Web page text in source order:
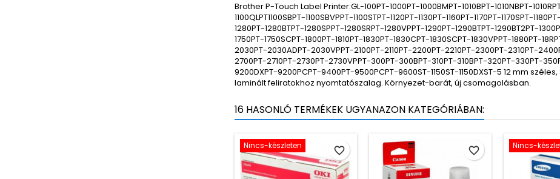
Brother P-Touch Label Printer:GL-100PT-1000PT-1000BMPT-1010BPT-1010NBPT-
1100QLPT1100SBPT-1100SBVPPT-1100STPT-1120PT-1130PT-1160PT-1170PT-1170SPT-
1280PT-1280BTPT-1280SPPT-1280SRPT-1280VPPT-1290PT-1290BTPT-1290BT2PT-
1750PT-1750SCPT-1800PT-1810PT-1830PT-1830CPT-1830SCPT-1830VPPT-1880PT-
2030PT-2030ADPT-2030VPPT-2100PT-2110PT-2200PT-2210PT-2300PT-2310PT-
2700PT-2710PT-2730PT-2730VPPT-300PT-300BPT-310PT-310BPT-320PT-330PT-
9200DXPT-9200PCPT-9400PT-9500PCPT-9600ST-1150ST-1150DXST-5 12 mm
laminált feliratokhoz nyomtatószalag. Környezet-barát, új csomagolásban.
16 HASONLÓ TERMÉKEK UGYANAZON KATEGÓRIÁBAN:
Nincs-készleten favorite_border favorite_border Nincs-